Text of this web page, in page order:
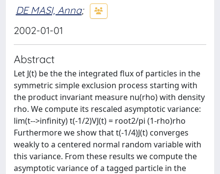
DE MASI, Anna;
2002-01-01
Abstract
Let J(t) be the the integrated flux of particles in the
symmetric simple exclusion process starting with
the product invariant measure nu(rho) with density
rho. We compute its rescaled asymptotic variance:
lim(t-->infinity) t(-1/2)VJ(t) = root2/pi (1-rho)rho
Furthermore we show that t(-1/4)J(t) converges
weakly to a centered normal random variable with
this variance. From these results we compute the
asymptotic variance of a tagged particle in the